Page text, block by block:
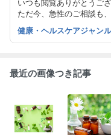
いつも閲覧ありがとうご
ただ今、急性のご相談も
ております。 ご相談をご
記事をご覧ください。
健康・ヘルスケアジャン
最近の画像つき記事